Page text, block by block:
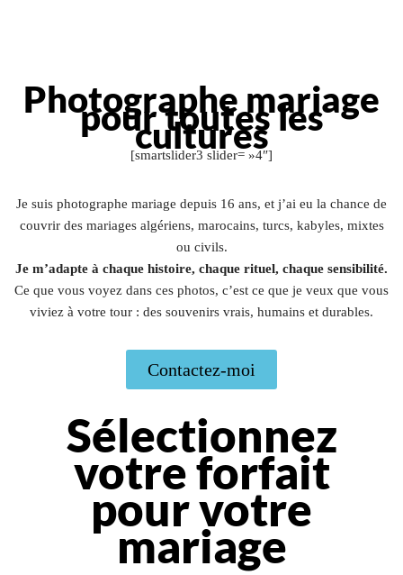
Photographe mariage
pour toutes les
cultures
[smartslider3 slider= »4″]
Je suis photographe mariage depuis 16 ans, et j’ai eu la chance de
couvrir des mariages algériens, marocains, turcs, kabyles, mixtes
ou civils.
Je m’adapte à chaque histoire, chaque rituel, chaque sensibilité.
Ce que vous voyez dans ces photos, c’est ce que je veux que vous
viviez à votre tour : des souvenirs vrais, humains et durables.
Contactez-moi
Sélectionnez
votre forfait
pour votre
mariage